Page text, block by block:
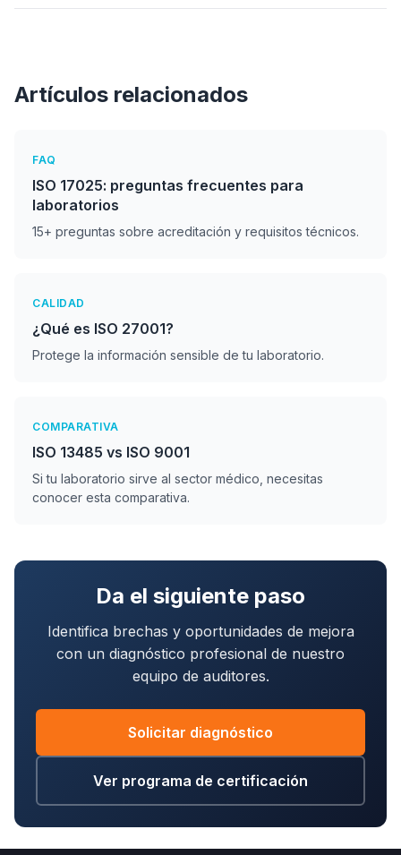
construcción, petroquímico, electrónico y más.
diferentes con propósitos distintos. ISO 17025
ISO 9001 en gestión de calidad general.
Artículos relacionados
FAQ
ISO 17025: preguntas frecuentes para
laboratorios
15+ preguntas sobre acreditación y requisitos técnicos.
CALIDAD
¿Qué es ISO 27001?
Protege la información sensible de tu laboratorio.
COMPARATIVA
ISO 13485 vs ISO 9001
Si tu laboratorio sirve al sector médico, necesitas
conocer esta comparativa.
Da el siguiente paso
Identifica brechas y oportunidades de mejora
con un diagnóstico profesional de nuestro
equipo de auditores.
Solicitar diagnóstico
Ver programa de certificación